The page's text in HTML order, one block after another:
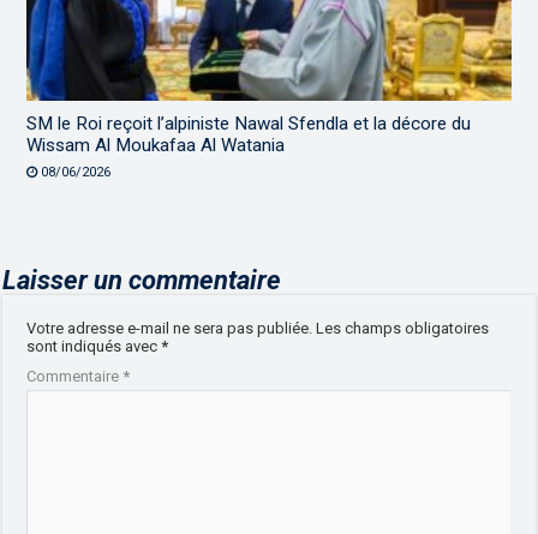
SM le Roi reçoit l’alpiniste Nawal Sfendla et la décore du
Wissam Al Moukafaa Al Watania
08/06/2026
Laisser un commentaire
Votre adresse e-mail ne sera pas publiée. Les champs obligatoires
sont indiqués avec*
Commentaire*